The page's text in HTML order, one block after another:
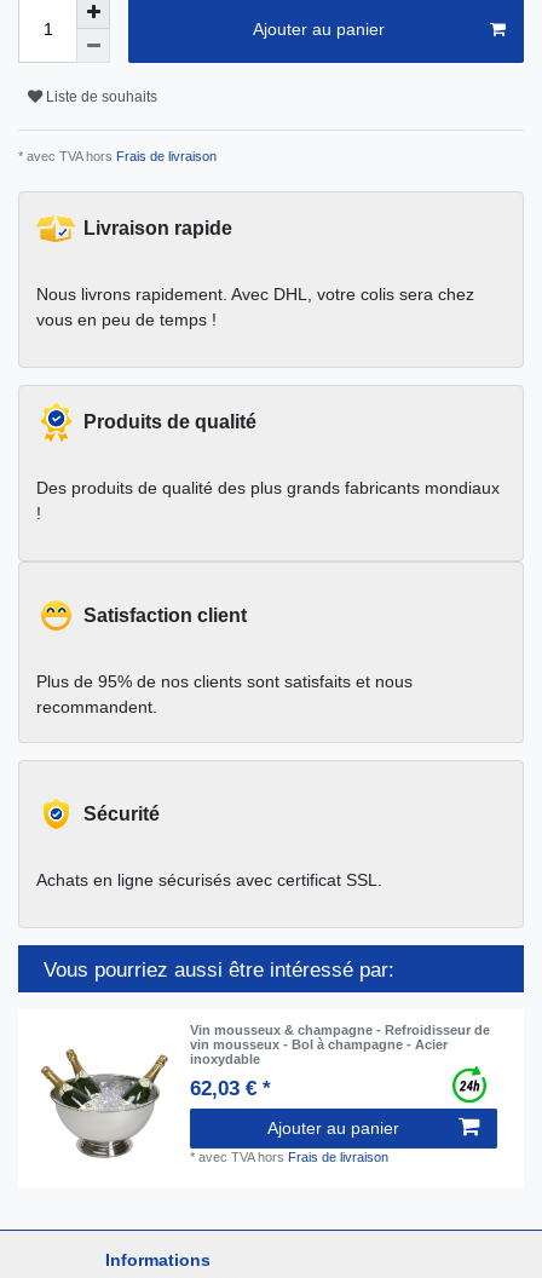
Ajouter au panier
Liste de souhaits
* avec TVA hors Frais de livraison
Livraison rapide
Nous livrons rapidement. Avec DHL, votre colis sera chez
vous en peu de temps !
Produits de qualité
Des produits de qualité des plus grands fabricants mondiaux
!
Satisfaction client
Plus de 95% de nos clients sont satisfaits et nous
recommandent.
Sécurité
Achats en ligne sécurisés avec certificat SSL.
Vous pourriez aussi être intéressé par:
Vin mousseux & champagne - Refroidisseur de
vin mousseux - Bol à champagne - Acier
inoxydable
62,03 € *
Ajouter au panier
*avec TVAhors Frais de livraison
Informations